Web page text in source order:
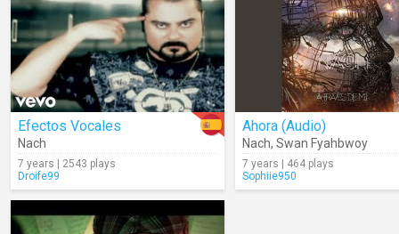
Efectos Vocales
Nach
7 years | 2543 plays
Droife99
Ahora (Audio)
Nach, Swan Fyahbwoy
7 years | 464 plays
Sophiie950